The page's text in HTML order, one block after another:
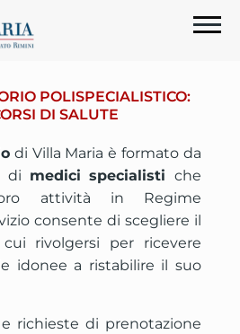
POLISPECIALISTICO:
DI SALUTE
di Villa Maria è formato da
di medici specialistiche
attività in Regime
consente di scegliere il
rivolgersi per ricevere
idonee a ristabilire il suo
richieste di prenotazione